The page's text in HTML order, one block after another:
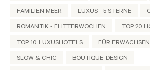
FAMILIEN MEER LUXUS - 5 STERNE
ROMANTIK - FLITTERWOCHEN TOP 20
TOP 10 LUXUSHOTELS FÜR
SLOW & CHIC BOUTIQUE-DESIGN